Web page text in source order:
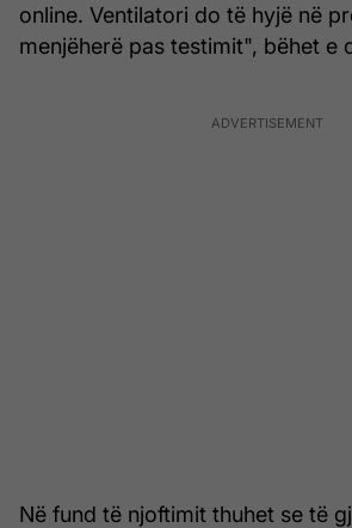
online. Ventilatori do të hyjë në
menjëherë pas testimit", bëhet e
Në fund të njoftimit thuhet se të